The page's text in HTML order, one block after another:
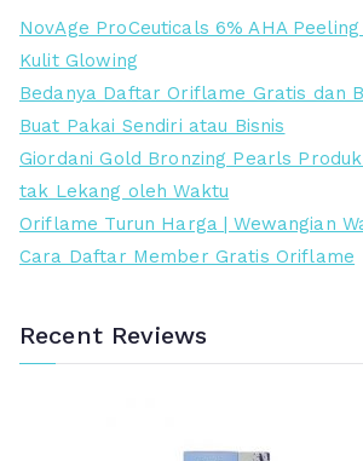
NovAge ProCeuticals 6% AHA
Kulit Glowing
Bedanya Daftar Oriflame Gratis dan
Buat Pakai Sendiri atau Bisnis
Giordani Gold Bronzing Pearls
tak Lekang oleh Waktu
Oriflame Turun Harga | Wewangian
Cara Daftar Member Gratis Oriflame
Recent Reviews